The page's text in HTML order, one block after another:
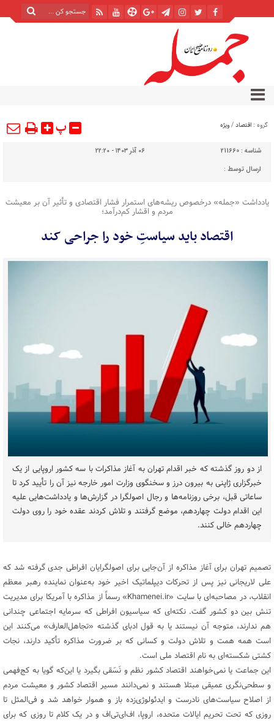
گروه : اقتصاد/ویژه پ
شناسه : 211660
۰۶ آذر ۱۴۰۳ - ۲۲:۲۰
ارسال توسط :
یادداشت «جمله» درخصوص ریشه‌های استمرار فشار اقتصادی و تأثیر آن بر معیشت
مردم و اقشار کم‌درآمد؛
اقتصاد باید سیاستِ خود را جراحی کند
از دو روز گذشته که خبر اقدام تهران به آغاز مذاکرات با سه کشور اروپایی از یک
خبرگزاری ژاپنی به بیرون درز و سخنگوی وزارت امور خارجه نیز آن را تأیید کرد تا
ساعاتی قبل، برخی روزنامه‌ها و رجال اصولگرا در گزارش‌ها و یادداشت‌هایی علیه
این اقدام دولت چهاردهم، موضع گرفتند و تلاش کردند عقده خود را روی دولت
چهاردهم خالی کنند.
تصمیم تهران برای آغاز مذاکره از آن‌جایی برای اصولگرایان افراطی جدی گرفته شد که
علی لاریجانی نیز پس از تحرکات دیپلماتیک اخیر خود به‌عنوان نماینده رهبر معظم
انقلاب، در مصاحبه‌ای با سایت «Khamenei.ir» رسماً از مذاکره با آمریکا برای مدیریت
تنش بین دو کشور گفت. نکته‌ای که سیاسیون افراطی که سرمایه اجتماعی چندانی
هم ندارند، متوجه آن نیستند یا به قول ادبای گذشته «تجاهل‌العارف» می‌کنند این
است همه همت و تلاش دولت و کسانی که بر ضرورت مذاکره تأکید دارند، نجات
کشتی شکسته‌ای به نام اقتصاد ملی است.
این جماعت یا نمی‌خواهند اقتصاد کشور نظم و نَسَقی بگیرد یا این‌که گویا به کج‌فهمی
و سطحی‌نگری عمیقی مبتلا هستند و نمی‌دانند مسیر اقتصاد کشور و معیشت مردم
از اصلاح سیاست‌های نادرست و ایدئولوژی‌زده باز و هموار خواهد شد و فی‌المثل تا
روزی که تحت تحریم ایالات متحده، اروپا، اف‌ای‌تی‌اف و در یک کلام تا روزی که برای